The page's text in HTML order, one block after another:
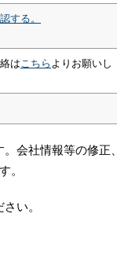
する。
は こちら よりお願いし
会社情報等の修正、
。
い。